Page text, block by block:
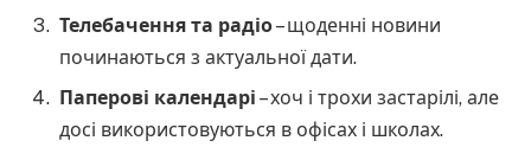
Телебачення та радіо– щоденні новини
починаються з актуальної дати.
Паперові календарі – хоч і трохи застарілі, але
досі використовуються в офісах і школах.